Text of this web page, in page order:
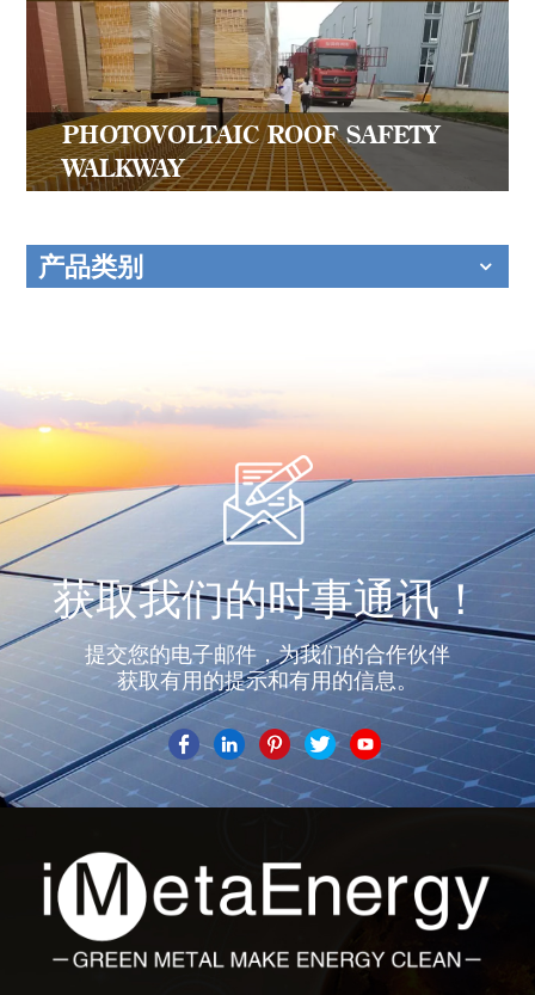
PHOTOVOLTAIC ROOF SAFETY
WALKWAY
产品类别
获取我们的时事通讯！
提交您的电子邮件，为我们的合作伙伴
获取有用的提示和有用的信息。